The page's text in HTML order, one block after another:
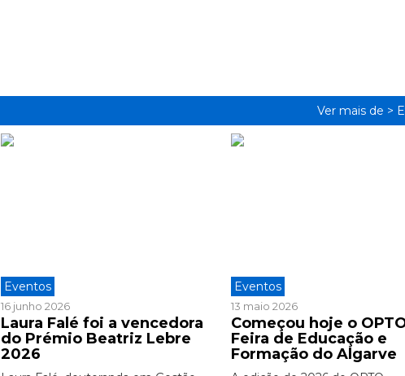
Ver mais de >
Eventos
16 junho 2026
Laura Falé foi a vencedora
do Prémio Beatriz Lebre
2026
Eventos
13 maio 2026
Começou hoje o
Feira de Educação e
Formação do Algarve